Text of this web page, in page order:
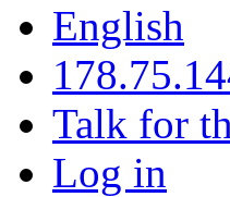
English
Talk for
Log in